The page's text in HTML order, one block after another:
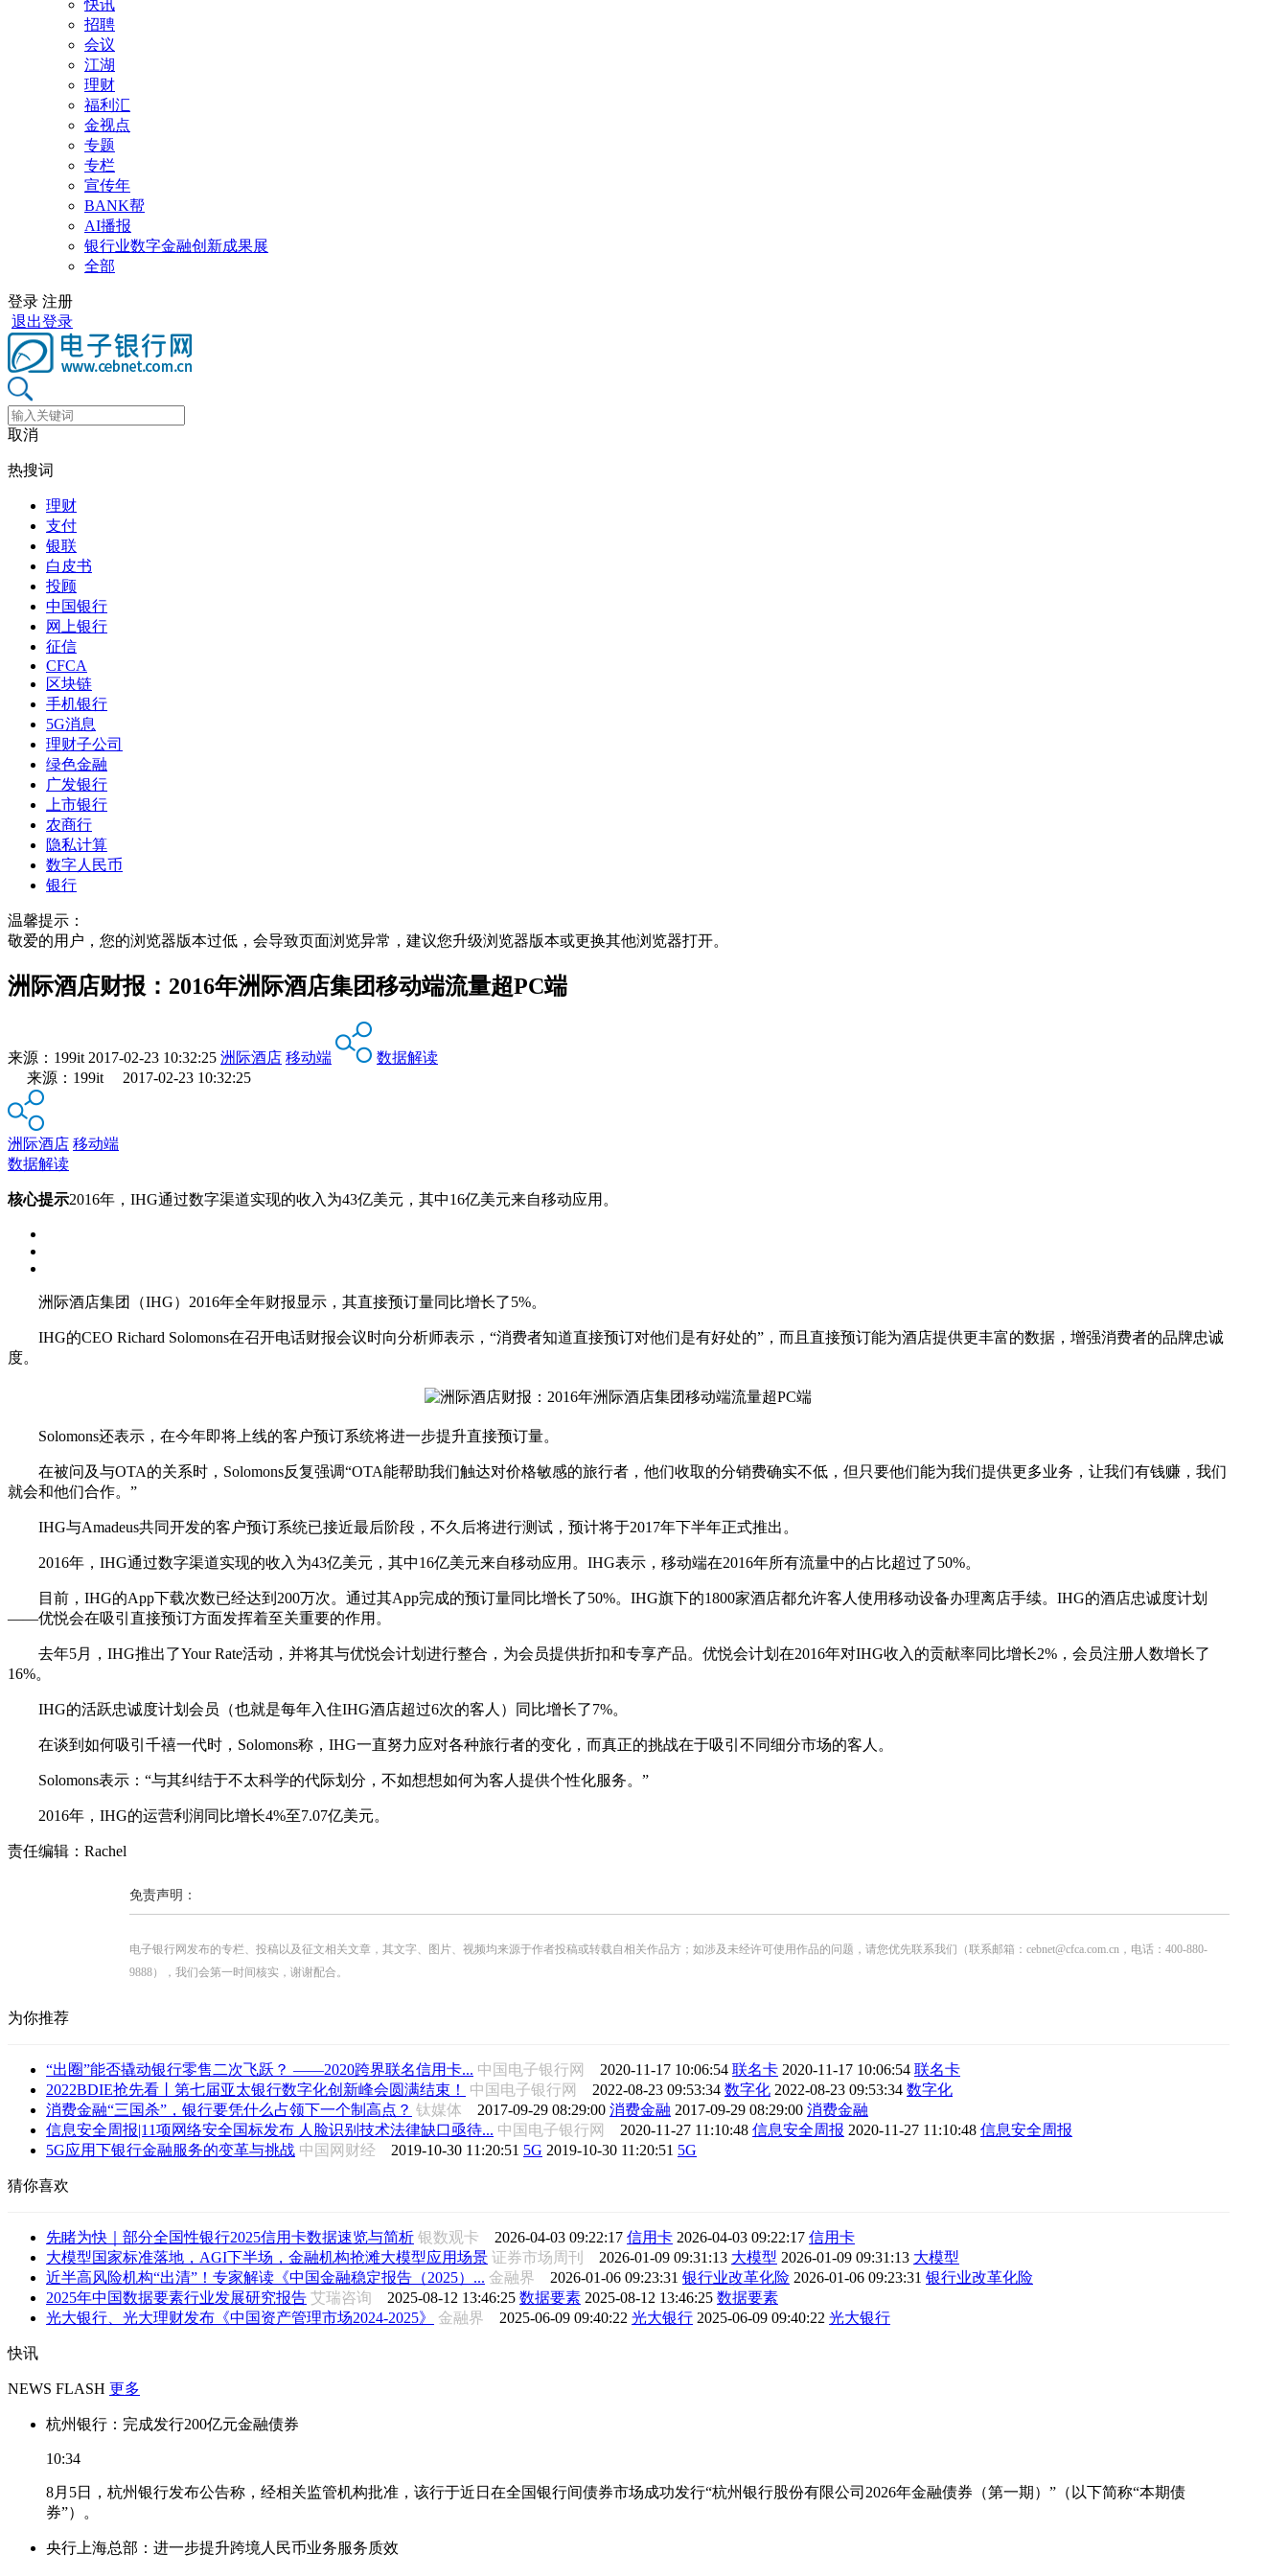
快讯
招聘
会议
江湖
理财
福利汇
金视点
专题
专栏
宣传年
BANK帮
AI播报
银行业数字金融创新成果展
全部
登录 注册
退出登录
取消
热搜词
理财
支付
银联
白皮书
投顾
中国银行
网上银行
征信
CFCA
区块链
手机银行
5G消息
理财子公司
绿色金融
广发银行
上市银行
农商行
隐私计算
数字人民币
银行
温馨提示：
敬爱的用户，您的浏览器版本过低，会导致页面浏览异常，建议您升级浏览器版本或更换其他浏览器打开。
洲际酒店财报：2016年洲际酒店集团移动端流量超PC端
来源： 199it 2017-02-23 10:32:25 洲际酒店 移动端
数据解读
来源：199it 2017-02-23 10:32:25
洲际酒店 移动端
数据解读
核心提示2016年，IHG通过数字渠道实现的收入为43亿美元，其中16亿美元来自移动应用。
洲际酒店集团（IHG）2016年全年财报显示，其直接预订量同比增长了5%。
IHG的CEO Richard Solomons在召开电话财报会议时向分析师表示，“消费者知道直接预订对他们是有好处的”，而且直接预订能为酒店提供更丰富的数据，增强消费者的品牌忠诚
度。
Solomons还表示，在今年即将上线的客户预订系统将进一步提升直接预订量。
在被问及与OTA的关系时，Solomons反复强调“OTA能帮助我们触达对价格敏感的旅行者，他们收取的分销费确实不低，但只要他们能为我们提供更多业务，让我们有钱赚，我们
就会和他们合作。”
IHG与Amadeus共同开发的客户预订系统已接近最后阶段，不久后将进行测试，预计将于2017年下半年正式推出。
2016年，IHG通过数字渠道实现的收入为43亿美元，其中16亿美元来自移动应用。IHG表示，移动端在2016年所有流量中的占比超过了50%。
目前，IHG的App下载次数已经达到200万次。通过其App完成的预订量同比增长了50%。IHG旗下的1800家酒店都允许客人使用移动设备办理离店手续。IHG的酒店忠诚度计划
——优悦会在吸引直接预订方面发挥着至关重要的作用。
去年5月，IHG推出了Your Rate活动，并将其与优悦会计划进行整合，为会员提供折扣和专享产品。优悦会计划在2016年对IHG收入的贡献率同比增长2%，会员注册人数增长了
16%。
IHG的活跃忠诚度计划会员（也就是每年入住IHG酒店超过6次的客人）同比增长了7%。
在谈到如何吸引千禧一代时，Solomons称，IHG一直努力应对各种旅行者的变化，而真正的挑战在于吸引不同细分市场的客人。
Solomons表示：“与其纠结于不太科学的代际划分，不如想想如何为客人提供个性化服务。”
2016年，IHG的运营利润同比增长4%至7.07亿美元。
责任编辑：Rachel
免责声明：
电子银行网发布的专栏、投稿以及征文相关文章，其文字、图片、视频均来源于作者投稿或转载自相关作品方；如涉及未经许可使用作品的问题，请您优先联系我们（联系邮箱：cebnet@cfca.com.cn，电话：400-880-
9888），我们会第一时间核实，谢谢配合。
为你推荐
“出圈”能否撬动银行零售二次飞跃？ ——2020跨界联名信用卡... 中国电子银行网 2020-11-17 10:06:54 联名卡 2020-11-17 10:06:54 联名卡
2022BDIE抢先看丨第七届亚太银行数字化创新峰会圆满结束！
中国电子银行网 2022-08-23 09:53:34 数字化 2022-08-23 09:53:34 数字化
消费金融“三国杀”，银行要凭什么占领下一个制高点？ 钛媒体 2017-09-29 08:29:00 消费金融 2017-09-29 08:29:00 消费金融
信息安全周报|11项网络安全国标发布 人脸识别技术法律缺口亟待... 中国电子银行网 2020-11-27 11:10:48 信息安全周报 2020-11-27 11:10:48 信息安全周报
5G应用下银行金融服务的变革与挑战 中国网财经 2019-10-30 11:20:51 5G 2019-10-30 11:20:51 5G
猜你喜欢
先睹为快｜部分全国性银行2025信用卡数据速览与简析 银数观卡 2026-04-03 09:22:17 信用卡 2026-04-03 09:22:17 信用卡
大模型国家标准落地，AGI下半场，金融机构抢滩大模型应用场景 证券市场周刊 2026-01-09 09:31:13 大模型 2026-01-09 09:31:13 大模型
近半高风险机构“出清”！专家解读《中国金融稳定报告（2025）... 金融界 2026-01-06 09:23:31 银行业改革化险 2026-01-06 09:23:31 银行业改革化险
2025年中国数据要素行业发展研究报告 艾瑞咨询 2025-08-12 13:46:25 数据要素 2025-08-12 13:46:25 数据要素
光大银行、光大理财发布《中国资产管理市场2024-2025》
金融界 2025-06-09 09:40:22 光大银行 2025-06-09 09:40:22 光大银行
快讯
NEWS FLASH 更多
杭州银行：完成发行200亿元金融债券
10:34
8月5日，杭州银行发布公告称，经相关监管机构批准，该行于近日在全国银行间债券市场成功发行“杭州银行股份有限公司2026年金融债券（第一期）”（以下简称“本期债
券”）。
央行上海总部：进一步提升跨境人民币业务服务质效